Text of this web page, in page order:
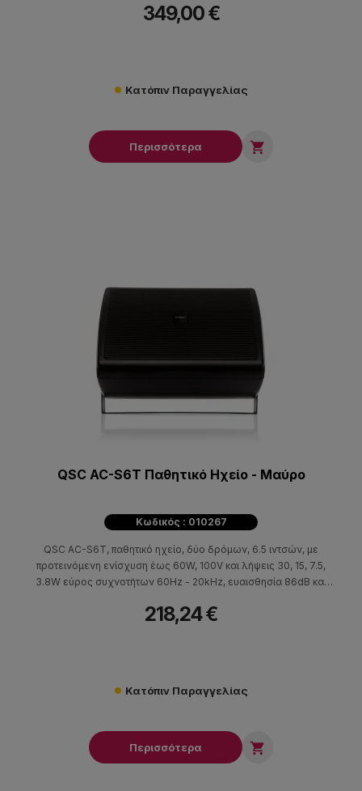
349,00 €
Κατόπιν Παραγγελίας
Περισσότερα 
QSC AC-S6T Παθητικό Ηχείο - Μαύρο
Κωδικός : 010267
QSC AC-S6T, παθητικό ηχείο, δύο δρόμων, 6.5 ιντσών, με
προτεινόμενη ενίσχυση έως 60W, 100V και λήψεις 30, 15, 7.5,
3.8W εύρος συχνοτήτων 60Hz - 20kHz, ευαισθησία 86dB και
218,24 €
Κατόπιν Παραγγελίας
Περισσότερα 